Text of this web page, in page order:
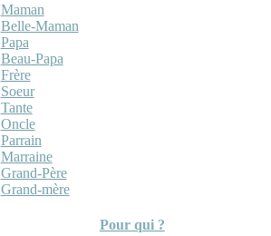
Maman
Belle-Maman
Papa
Beau-Papa
Frère
Soeur
Tante
Oncle
Parrain
Marraine
Grand-Père
Grand-mère
Pour qui ?